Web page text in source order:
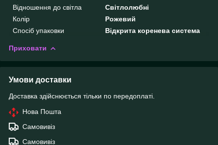
Відношення до світла
Світлолюбні
Колір
Рожевий
Спосіб упаковки
Відкрита коренева система
Приховати
Умови доставки
Доставка здійснюється тільки по передоплаті.
Нова Пошта
Самовивіз
Самовивіз